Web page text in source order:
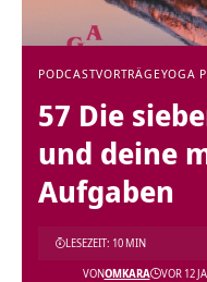
PODCASTVORTRÄGEYOGA
57 Die
und deine
Aufgaben
VONOMKARA VOR 12
LESEZEIT: 10 MIN